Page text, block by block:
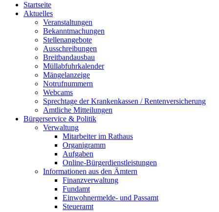
Startseite
Aktuelles
Veranstaltungen
Bekanntmachungen
Stellenangebote
Ausschreibungen
Breitbandausbau
Müllabfuhrkalender
Mängelanzeige
Notrufnummern
Webcams
Sprechtage der Krankenkassen / Rentenversicherung
Amtliche Mitteilungen
Bürgerservice & Politik
Verwaltung
Mitarbeiter im Rathaus
Organigramm
Aufgaben
Online-Bürgerdienstleistungen
Informationen aus den Ämtern
Finanzverwaltung
Fundamt
Einwohnermelde- und Passamt
Steueramt